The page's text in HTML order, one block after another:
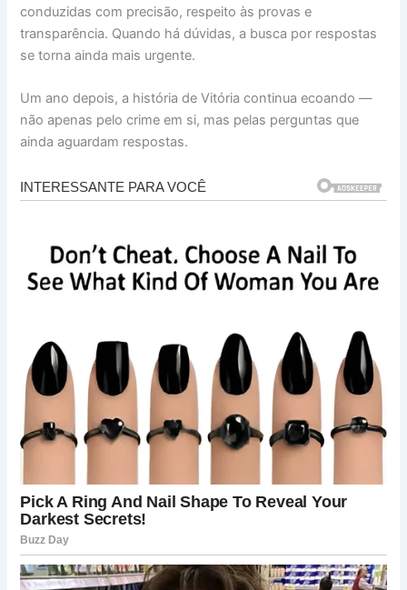
conduzidas com precisão, respeito às provas e
transparência. Quando há dúvidas, a busca por respostas
se torna ainda mais urgente.
Um ano depois, a história de Vitória continua ecoando —
não apenas pelo crime em si, mas pelas perguntas que
ainda aguardam respostas.